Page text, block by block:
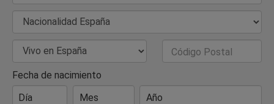
Nacionalidad
País de Residencia
Código Postal
Fecha de nacimiento
Día
Mes Año